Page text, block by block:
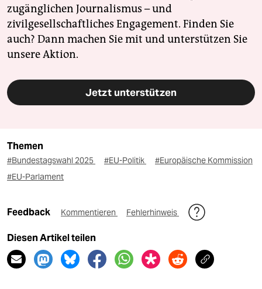
zugänglichen Journalismus – und
zivilgesellschaftliches Engagement. Finden Sie
auch? Dann machen Sie mit und unterstützen Sie
unsere Aktion.
Jetzt unterstützen
Themen
#Bundestagswahl 2025 #EU-Politik
#Europäische Kommission
#EU-Parlament
Feedback Kommentieren Fehlerhinweis
Diesen Artikel teilen